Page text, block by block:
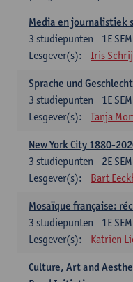
Media en journalistiek
1E SEM
3 studiepunten
Lesgever(s):
Iris
Sprache und
1E SEM
3 studiepunten
Lesgever(s):
Tanja
New York City 1880-
2E SEM
3 studiepunten
Lesgever(s):
Bart
Mosaïque française:
1E SEM
3 studiepunten
Lesgever(s):
Katrien
Culture, Art and